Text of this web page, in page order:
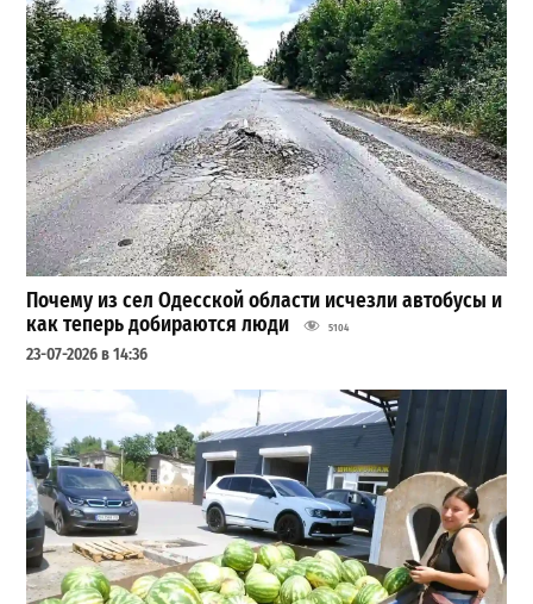
Почему из сел Одесской области исчезли автобусы и
как теперь добираются люди
5104
23-07-2026 в 14:36